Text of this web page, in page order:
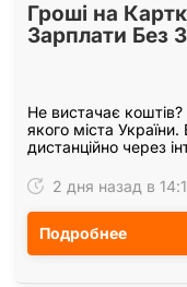
Гроші на
Зарплати Без
Не вистачає
якого міста
дистанційно через
2 дня назад в
Подробнее